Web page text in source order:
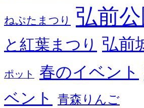
ねぷたまつり 弘前公
と紅葉まつり 弘前
ポット 春のイベント
ベント 青森りんご